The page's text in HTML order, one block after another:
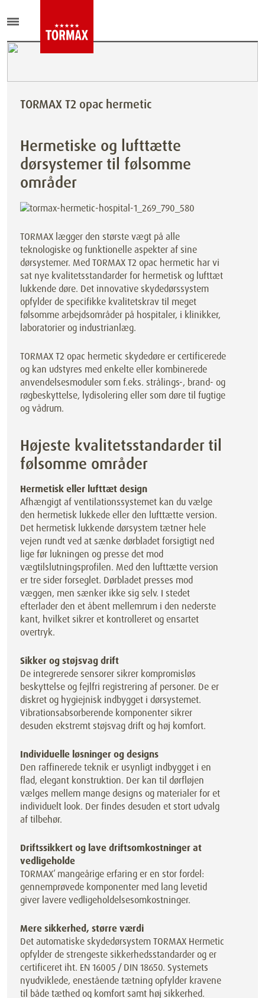
TORMAX T2 opac hermetic
Hermetiske og lufttætte
dørsystemer til følsomme
områder
TORMAX lægger den største vægt på alle
teknologiske og funktionelle aspekter af sine
dørsystemer. Med TORMAX T2 opac hermetic har vi
sat nye kvalitetsstandarder for hermetisk og lufttæt
lukkende døre. Det innovative skydedørssystem
opfylder de specifikke kvalitetskrav til meget
følsomme arbejdsområder på hospitaler, i klinikker,
laboratorier og industrianlæg.
TORMAX T2 opac hermetic skydedøre er certificerede
og kan udstyres med enkelte eller kombinerede
anvendelsesmoduler som f.eks. strålings-, brand- og
røgbeskyttelse, lydisolering eller som døre til fugtige
og vådrum.
Højeste kvalitetsstandarder til
følsomme områder
Hermetisk eller lufttæt design
Afhængigt af ventilationssystemet kan du vælge
den hermetisk lukkede eller den lufttætte version.
Det hermetisk lukkende dørsystem tætner hele
vejen rundt ved at sænke dørbladet forsigtigt ned
lige før lukningen og presse det mod
vægtilslutningsprofilen. Med den lufttætte version
er tre sider forseglet. Dørbladet presses mod
væggen, men sænker ikke sig selv. I stedet
efterlader den et åbent mellemrum i den nederste
kant, hvilket sikrer et kontrolleret og ensartet
overtryk.
Sikker og støjsvag drift
De integrerede sensorer sikrer kompromisløs
beskyttelse og fejlfri registrering af personer. De er
diskret og hygiejnisk indbygget i dørsystemet.
Vibrationsabsorberende komponenter sikrer
desuden ekstremt støjsvag drift og høj komfort.
Individuelle løsninger og designs
Den raffinerede teknik er usynligt indbygget i en
flad, elegant konstruktion. Der kan til dørfløjen
vælges mellem mange designs og materialer for et
individuelt look. Der findes desuden et stort udvalg
af tilbehør.
Driftssikkert og lave driftsomkostninger at
vedligeholde
TORMAX’ mangeårige erfaring er en stor fordel:
gennemprøvede komponenter med lang levetid
giver lavere vedligeholdelsesomkostninger.
Mere sikkerhed, større værdi
Det automatiske skydedørsystem TORMAX Hermetic
opfylder de strengeste sikkerhedsstandarder og er
certificeret iht. EN 16005 / DIN 18650. Systemets
nyudviklede, enestående tætning opfylder kravene
til både tæthed og komfort samt høj sikkerhed.